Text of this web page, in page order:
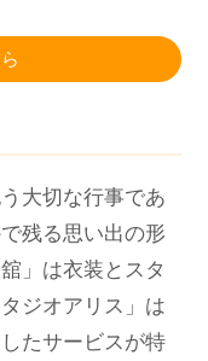
大切な行事であ
残る思い出の形
」は衣装とスタ
ジオアリス」は
たサービスが特